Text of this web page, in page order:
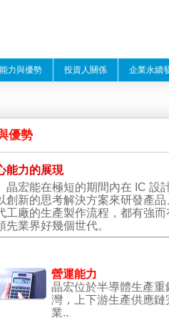
能力與優勢 投資人關係 企業永續
優勢
能力的展現
能在極短的期間內在 IC 設計
創新的思考解決方案來研發產
工廠的生產製作流程，都有強
先業界好幾個世代。
營運能力
晶宏位於半導體生產重
灣，上下游生產供應鏈
業...